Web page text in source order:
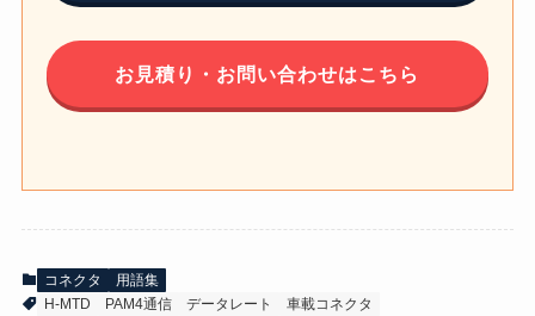
お見積り・お問い合わせはこちら
コネクタ
用語集
H-MTD
PAM4通信 データレート 車載コネクタ